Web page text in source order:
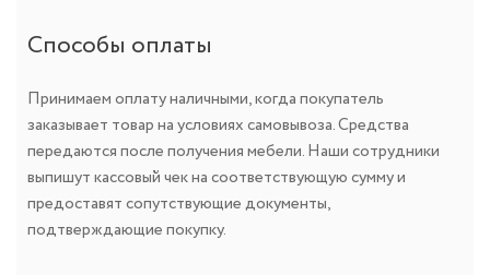
Способы оплаты
Принимаем оплату наличными, когда покупатель
заказывает товар на условиях самовывоза. Средства
передаются после получения мебели. Наши сотрудники
выпишут кассовый чек на соответствующую сумму и
предоставят сопутствующие документы,
подтверждающие покупку.